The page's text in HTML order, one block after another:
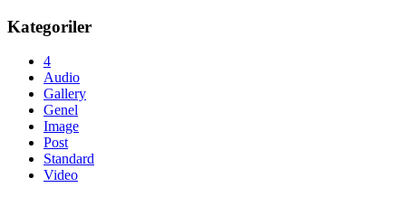
Kategoriler
4
Audio
Gallery
Genel
Image
Post
Standard
Video